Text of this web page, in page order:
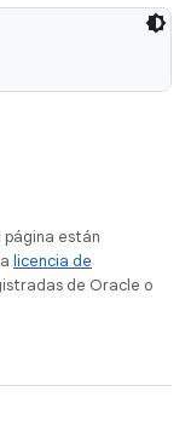
página están
licencia de
de Oracle o